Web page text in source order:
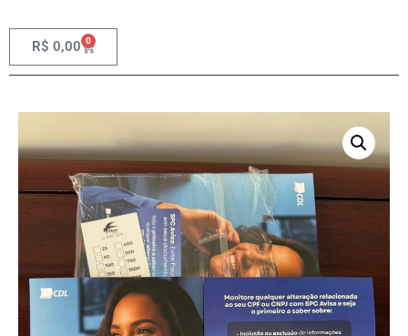
R$ 0,00 0